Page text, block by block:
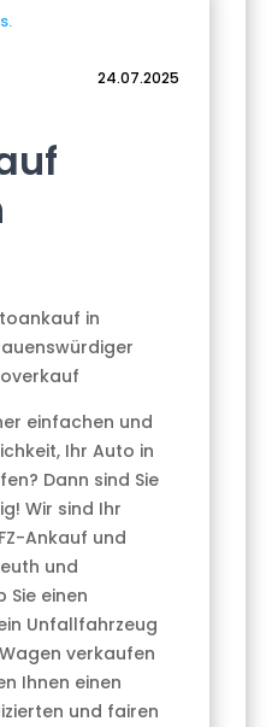
24.07.2025
in
einfachen und
Ihr Auto in
Dann sind Sie
Wir sind Ihr
Ankauf und
und
Sie einen
Unfallfahrzeug
verkaufen
Ihnen einen
und fairen